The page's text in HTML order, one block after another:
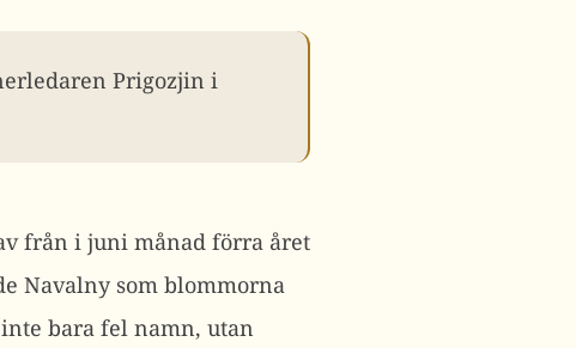
Prigozjin i
från i juni månad förra året
Navalny som blommorna
bara fel namn, utan